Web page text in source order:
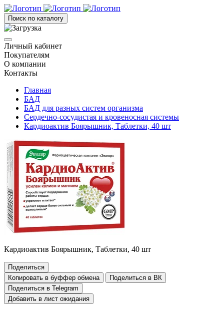
Поиск по каталогу
Личный кабинет
Покупателям
О компании
Контакты
Главная
БАД
БАД для разных систем организма
Сердечно-сосудистая и кровеносная системы
Кардиоактив Боярышник, Таблетки, 40 шт
Кардиоактив Боярышник, Таблетки, 40 шт
Поделиться
Копировать в буффер обмена
Поделиться в ВК
Поделиться в Telegram
Добавить в лист ожидания